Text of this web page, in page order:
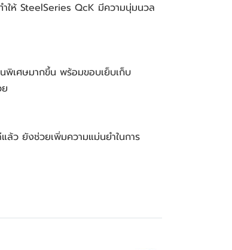
ให้ SteelSeries QcK มีความนุ่มนวล
พิเศษมากขึ้น พร้อมขอบเย็บเก็บ
ล้ว ยังช่วยเพิ่มความแม่นยำในการ